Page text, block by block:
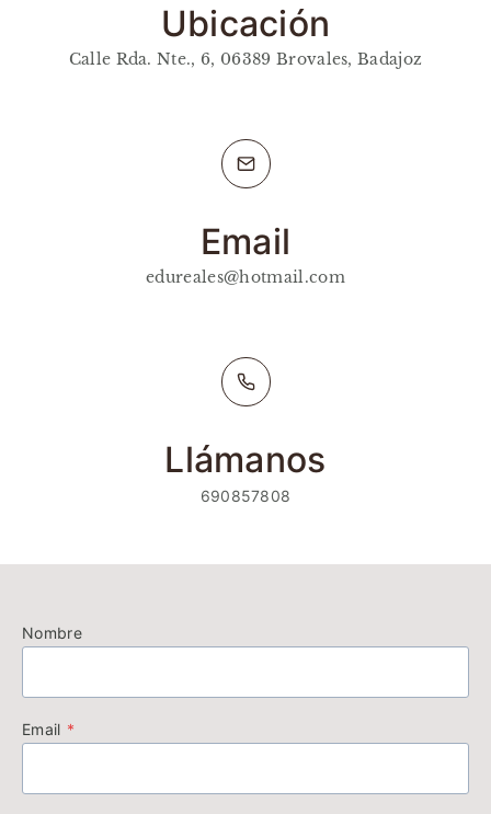
Ubicación​
Calle Rda. Nte., 6, 06389 Brovales, Badajoz
Email
edureales@hotmail.com
Llámanos
690857808
Nombre
Email *